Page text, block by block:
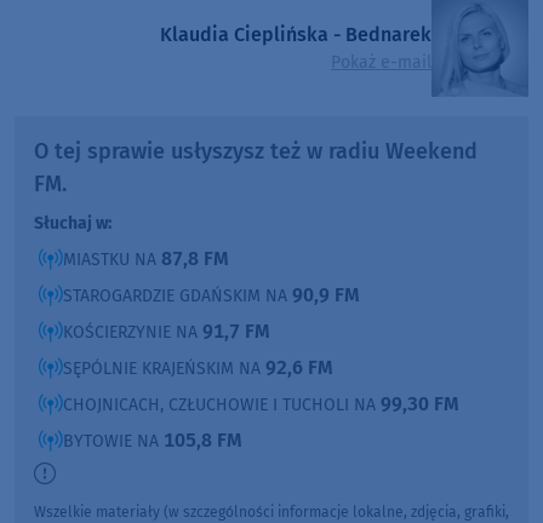
Klaudia Cieplińska - Bednarek
Pokaż e-mail
O tej sprawie usłyszysz też w radiu Weekend
FM.
Słuchaj w:
MIASTKU NA 87,8 FM
STAROGARDZIE GDAŃSKIM NA 90,9 FM
KOŚCIERZYNIE NA 91,7 FM
SĘPÓLNIE KRAJEŃSKIM NA 92,6 FM
CHOJNICACH, CZŁUCHOWIE I TUCHOLI NA 99,30 FM
BYTOWIE NA 105,8 FM
Wszelkie materiały (w szczególności informacje lokalne, zdjęcia, grafiki,